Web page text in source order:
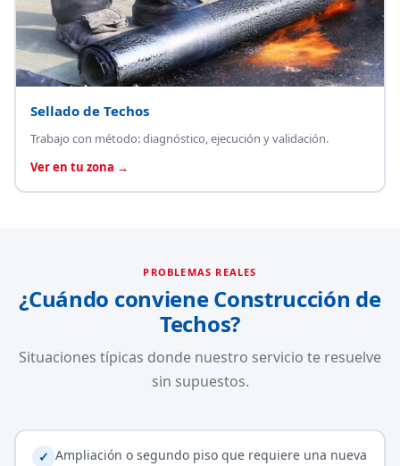
Sellado de Techos
Trabajo con método: diagnóstico, ejecución y validación.
Ver en tu zona →
PROBLEMAS REALES
¿Cuándo conviene Construcción de
Techos?
Situaciones típicas donde nuestro servicio te resuelve
sin supuestos.
✓ Ampliación o segundo piso que requiere una nueva